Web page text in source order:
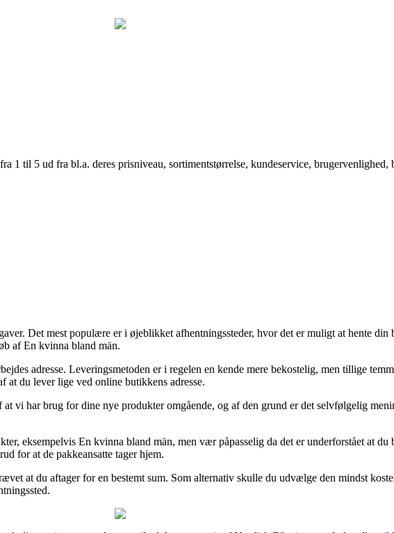
1 til 5 ud fra bl.a. deres prisniveau, sortimentstørrelse, kundeservice, brugervenlighed,
Det mest populære er i øjeblikket afhentningssteder, hvor det er muligt at hente
af En kvinna bland män.
adresse. Leveringsmetoden er i regelen en kende mere bekostelig, men tillige
du lever lige ved online butikkens adresse.
har brug for dine nye produkter omgående, og af den grund er det selvfølgelig
eksempelvis En kvinna bland män, men vær påpasselig da det er underforstået at
for at de pakkeansatte tager hjem.
at du aftager for en bestemt sum. Som alternativ skulle du udvælge den mindst